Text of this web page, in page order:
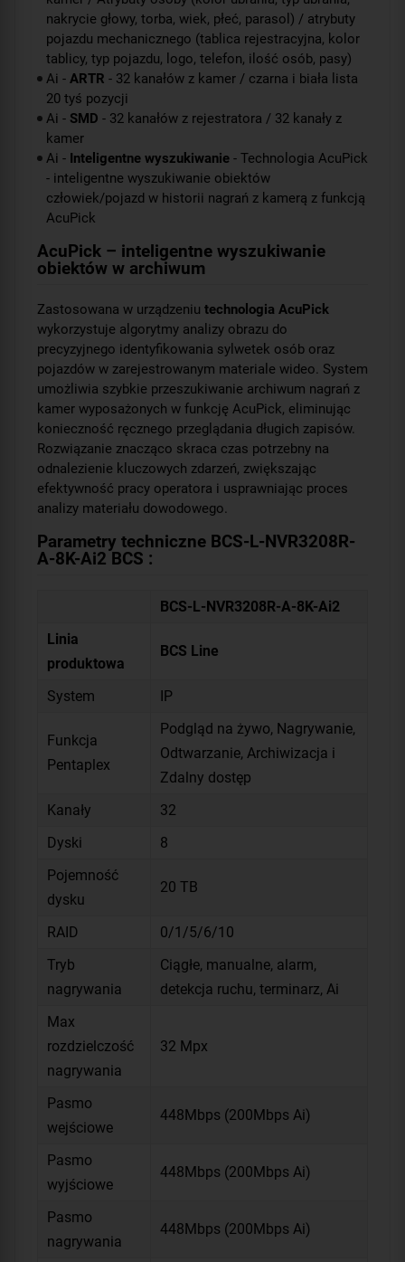
nakrycie głowy, torba, wiek, płeć, parasol) / atrybuty
pojazdu mechanicznego (tablica rejestracyjna, kolor
tablicy, typ pojazdu, logo, telefon, ilość osób, pasy)
Ai - ARTR - 32 kanałów z kamer / czarna i biała lista
20 tyś pozycji
Ai - SMD - 32 kanałów z rejestratora / 32 kanały z
kamer
Ai - Inteligentne wyszukiwanie - Technologia AcuPick
- inteligentne wyszukiwanie obiektów
człowiek/pojazd w historii nagrań z kamerą z funkcją
AcuPick
AcuPick – inteligentne wyszukiwanie
obiektów w archiwum
Zastosowana w urządzeniu technologia AcuPick
wykorzystuje algorytmy analizy obrazu do
precyzyjnego identyfikowania sylwetek osób oraz
pojazdów w zarejestrowanym materiale wideo. System
umożliwia szybkie przeszukiwanie archiwum nagrań z
kamer wyposażonych w funkcję AcuPick, eliminując
konieczność ręcznego przeglądania długich zapisów.
Rozwiązanie znacząco skraca czas potrzebny na
odnalezienie kluczowych zdarzeń, zwiększając
efektywność pracy operatora i usprawniając proces
analizy materiału dowodowego.
Parametry techniczne BCS-L-NVR3208R-
A-8K-Ai2 BCS :
BCS-L-NVR3208R-A-8K-Ai2
Linia
produktowa
BCS Line
System IP
Funkcja
Pentaplex
Podgląd na żywo, Nagrywanie,
Odtwarzanie, Archiwizacja i
Zdalny dostęp
Kanały
32
Dyski
8
Pojemność
dysku
20 TB
RAID
0/1/5/6/10
Tryb
nagrywania
Ciągłe, manualne, alarm,
detekcja ruchu, terminarz, Ai
Max
rozdzielczość
nagrywania
32 Mpx
Pasmo
wejściowe
448Mbps (200Mbps Ai)
Pasmo
wyjściowe
448Mbps (200Mbps Ai)
Pasmo
nagrywania
448Mbps (200Mbps Ai)